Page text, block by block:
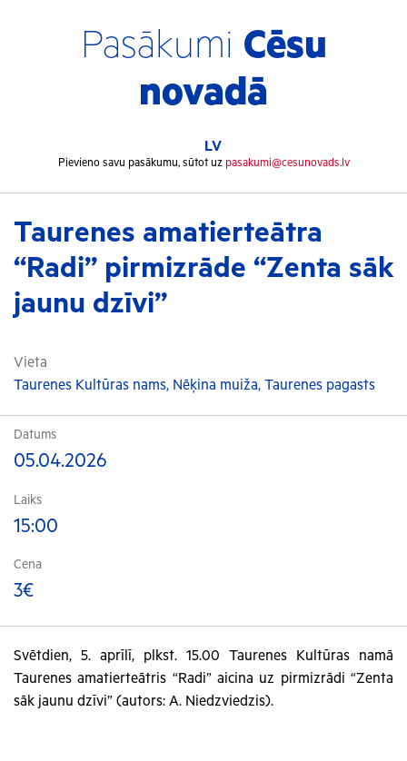
Pasākumi Cēsu
novadā
LV
Pievieno savu pasākumu, sūtot uz pasakumi@cesunovads.lv
Taurenes amatierteātra
“Radi” pirmizrāde “Zenta sāk
jaunu dzīvi”
Vieta
Taurenes Kultūras nams, Nēķina muiža, Taurenes pagasts
Datums
05.04.2026
Laiks
15:00
Cena
3€
Svētdien, 5. aprīlī, plkst. 15.00 Taurenes Kultūras namā
Taurenes amatierteātris “Radi” aicina uz pirmizrādi “Zenta
sāk jaunu dzīvi” (autors: A. Niedzviedzis).